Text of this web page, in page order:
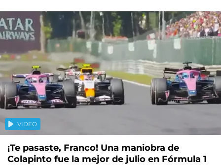
VIDEO
¡Te pasaste, Franco! Una maniobra de
Colapinto fue la mejor de julio en Fórmula 1